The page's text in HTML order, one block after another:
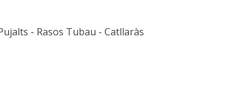
- Rasos Tubau - Catllaràs